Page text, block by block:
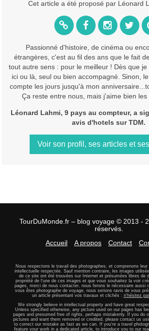
Cet article a été proposé par Léonard
Passionné d'histoire, de cinéma ou
étrangères, c'est au fil des ans que le fait
tout autre sens : pour le meilleur ! Dès que
ici ou là, seul ou bien accompagné. Sinon,
compte les jours jusqu'à mon
Ça reste entre nous, mais j'aime bien les
Léonard Lahmi, 9 pays au compteur, a
avis d'hotels sur TDM.
Voir son profil, ses articles et
TourDuMonde.fr – blog voyage © 2013 -
réservés.
Accueil
A propos Contact
Nous respectons le travail des photographes, et comprenons
intellectuelle respectée. Sauf mention contraire, les images
de ce site ont été trouvées sur Internet et présumées libres de
propriété de l'une de ces images et que vous souhaitez la voir
pages, merci de nous contacter, nous ferons le nécessaire aussi
vous êtes photographe de voyage, nous serions ravis de vous
un article présentant vos travaux et clichés : n'hésitez
We strongly believe in intellectual property and have great
Unless specified otherwise, any picture used on our pages has
pages and presumed free of rights, perhaps mistakenly. If you do
pictures and want them removed or credited, please contact us
to correct our mistake as fast as we can. If you're a travel
feature your work in a dedicated article, to introduce you to our